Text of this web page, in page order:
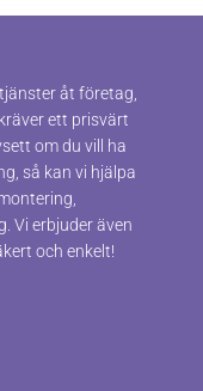
åt företag,
ett prisvärt
om du vill ha
så kan vi hjälpa
Vi erbjuder även
och enkelt!